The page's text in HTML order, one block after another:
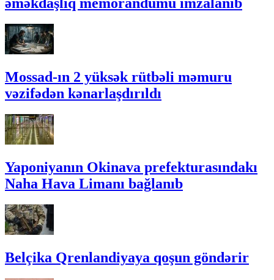
əməkdaşlıq memorandumu imzalanıb
Mossad-ın 2 yüksək rütbəli məmuru
vəzifədən kənarlaşdırıldı
Yaponiyanın Okinava prefekturasındakı
Naha Hava Limanı bağlanıb
Belçika Qrenlandiyaya qoşun göndərir